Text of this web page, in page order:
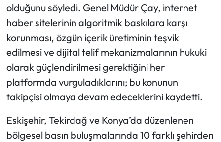
olduğunu söyledi. Genel Müdür Çay, internet
haber sitelerinin algoritmik baskılara karşı
korunması, özgün içerik üretiminin teşvik
edilmesi ve dijital telif mekanizmalarının hukuki
olarak güçlendirilmesi gerektiğini her
platformda vurguladıklarını; bu konunun
takipçisi olmaya devam edeceklerini kaydetti.
Eskişehir, Tekirdağ ve Konya’da düzenlenen
bölgesel basın buluşmalarında 10 farklı şehirden